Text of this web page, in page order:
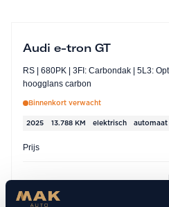
Audi e-tron GT
RS | 680PK | 3FI: Carbondak | 5L3: Optiekpakket
hoogglans carbon
Binnenkort verwacht
2025 13.788 KM elektrisch automaat
Prijs